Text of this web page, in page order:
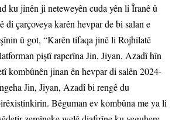
ku jinên ji neteweyên cuda yên li Îranê û
di çarçoveya karên hevpar de bi salan e
û got, “Karên tifaqa jinê li Rojhilatê
piştî raperîna Jin, Jiyan, Azadî hîn
kombûnên jinan ên hevpar di salên 2024-
Jin, Jiyan, Azadî bi rengê du
Bêguman ev kombûna me ya li